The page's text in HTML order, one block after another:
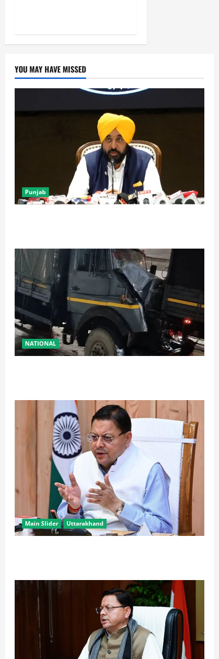
YOU MAY HAVE MISSED
Punjab
NATIONAL
Main Slider Uttarakhand